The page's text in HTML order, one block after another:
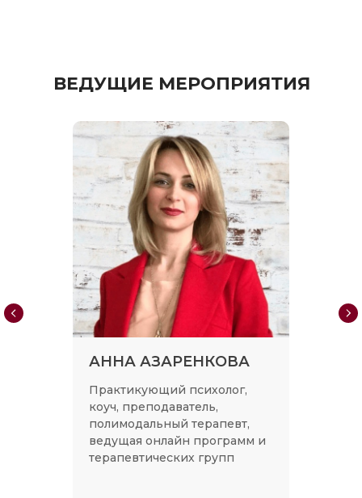
ВЕДУЩИЕ МЕРОПРИЯТИЯ
АННА АЗАРЕНКОВА
Практикующий психолог,
коуч, преподаватель,
полимодальный терапевт,
ведущая онлайн программ и
терапевтических групп